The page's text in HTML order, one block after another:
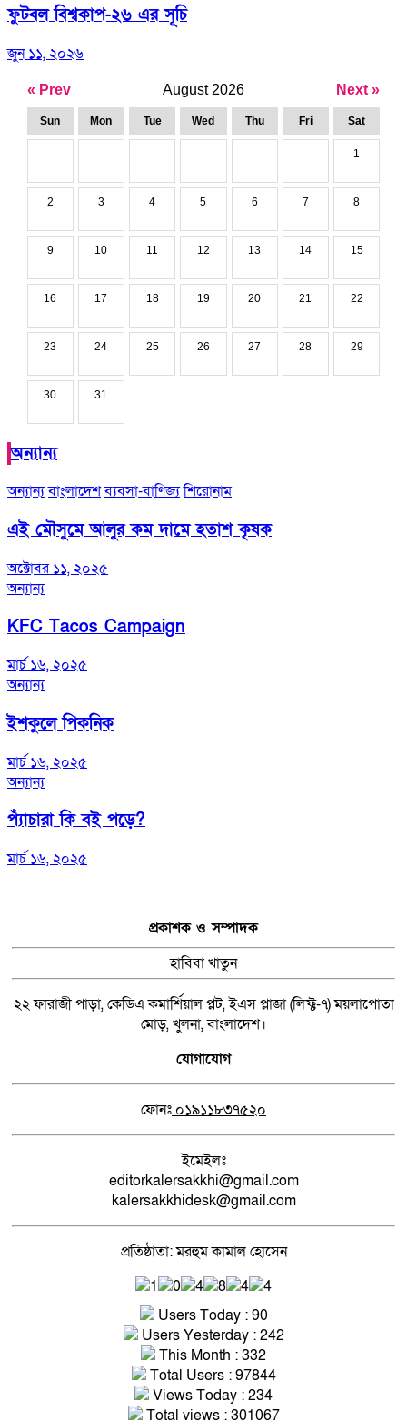
ফুটবল বিশ্বকাপ-২৬ এর সূচি
জুন ১১, ২০২৬
« Prev August 2026 Next »
Sun Mon Tue Wed Thu Fri Sat
1
2 3 4 5 6 7 8
9 10 11 12 13 14 15
16 17 18 19 20 21 22
23 24 25 26 27 28 29
30 31
অন্যান্য
অন্যান্যবাংলাদেশব্যবসা-বাণিজ্যশিরোনাম
এই মৌসুমে আলুর কম দামে হতাশ কৃষক
অক্টোবর ১১, ২০২৫
অন্যান্য
KFC Tacos Campaign
মার্চ ১৬, ২০২৫
অন্যান্য
ইশকুলে পিকনিক
মার্চ ১৬, ২০২৫
অন্যান্য
প্যাঁচারা কি বই পড়ে?
মার্চ ১৬, ২০২৫
প্রকাশক ও সম্পাদক
হাবিবা খাতুন
২২ ফারাজী পাড়া, কেডিএ কমার্শিয়াল প্লট, ইএস প্লাজা (লিফ্ট-৭) ময়লাপোতা
মোড়, খুলনা, বাংলাদেশ।
যোগাযোগ
ফোনঃ ০১৯১১৮৩৭৫২০
ইমেইলঃ
editorkalersakkhi@gmail.com
kalersakkhidesk@gmail.com
প্রতিষ্ঠাতা: মরহুম কামাল হোসেন
Users Today : 90
Users Yesterday : 242
This Month : 332
Total Users : 97844
Views Today : 234
Total views : 301067